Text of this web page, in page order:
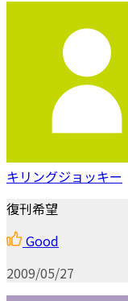
キリングジョッキー
復刊希望
Good
2009/05/27